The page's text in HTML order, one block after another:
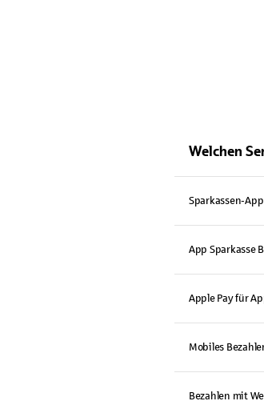
Welchen
Sparkassen-App
App Sparkasse
Apple Pay für
Mobiles
Bezahlen mit